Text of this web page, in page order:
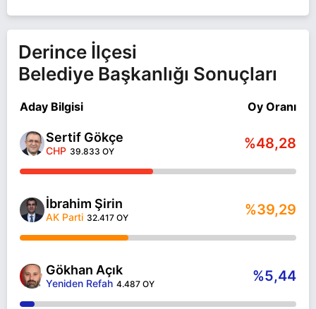
Derince İlçesi
Belediye Başkanlığı Sonuçları
Aday Bilgisi Oy Oranı
Sertif Gökçe
CHP 39.833 OY %48,28
İbrahim Şirin
AK Parti 32.417 OY %39,29
Gökhan Açık
Yeniden Refah 4.487 OY %5,44